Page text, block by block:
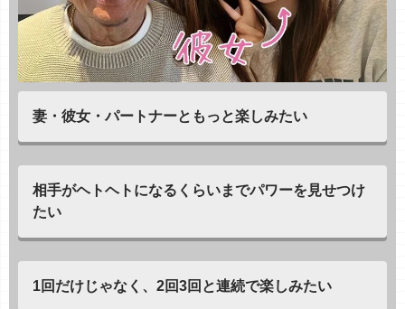
妻・彼女・パートナーともっと楽しみたい
相手がヘトヘトになるくらいまでパワーを見せつけ
たい
1回だけじゃなく、2回3回と連続で楽しみたい